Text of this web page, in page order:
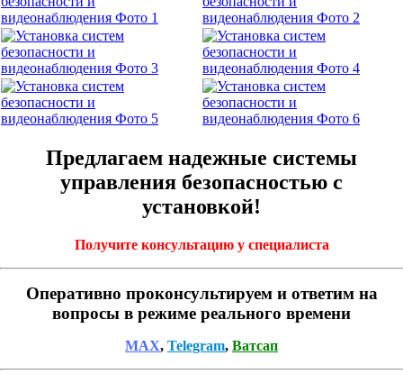
Предлагаем надежные системы
управления безопасностью с
установкой!
Получите консультацию у специалиста
Оперативно проконсультируем и ответим на
вопросы в режиме реального времени
MAX, Telegram, Ватсап